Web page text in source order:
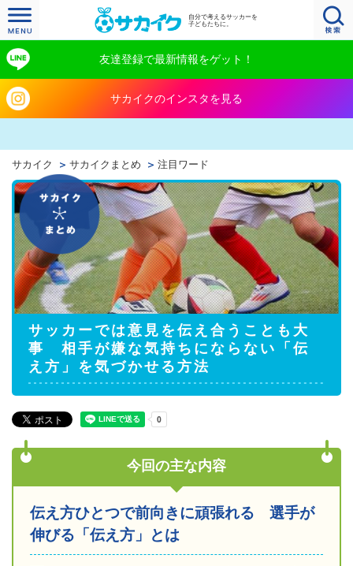
自分で考えるサッカーを
子どもたちに。
友達登録で最新情報をゲット！
サカイクのインスタを見る
サカイク サカイクまとめ 注目ワード
サッカーでは意見を伝え合うことも大
事 相手が嫌な気持ちにならない「伝
え方」を気づかせる方法
今回の主な内容
伝え方ひとつで前向きに頑張れる 選手が
伸びる「伝え方」とは